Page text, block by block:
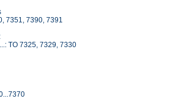
7351, 7390, 7391
TO 7325, 7329, 7330